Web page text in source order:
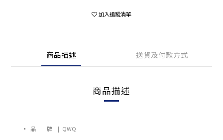
加入追蹤清單
商品描述 送貨及付款方式
商品描述
▪️ 品 牌 | QWQ